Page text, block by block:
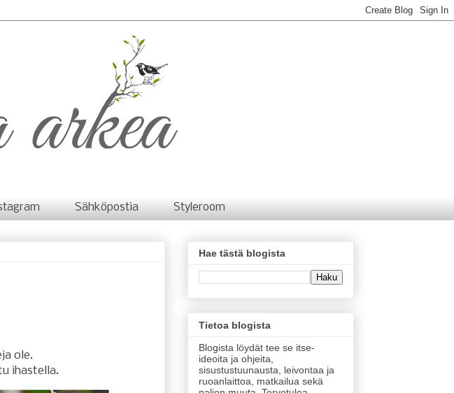
Sähköpostia Styleroom
ole.
ihastella.
Hae tästä blogista
Tietoa blogista
Blogista löydät tee se itse-
ideoita ja ohjeita,
sisustustuunausta, leivontaa ja
ruoanlaittoa, matkailua sekä